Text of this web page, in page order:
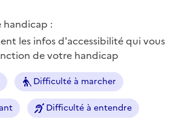
handicap :
les infos d'accessibilité qui vous
de votre handicap
Difficulté à marcher
Difficulté à entendre